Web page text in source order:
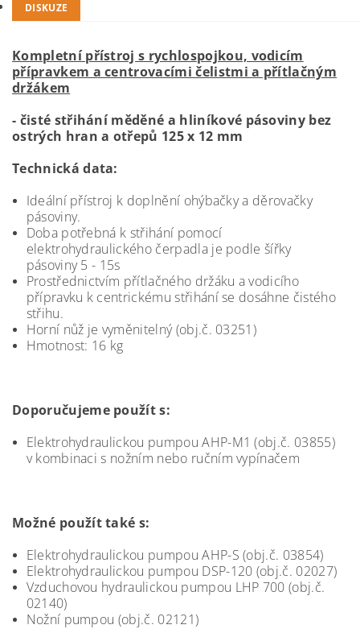
DISKUZE
Kompletní přístroj s rychlospojkou, vodicím
přípravkem a centrovacími čelistmi a přítlačným
držákem
- čisté střihání měděné a hliníkové pásoviny bez
ostrých hran a otřepů 125 x 12 mm
Technická data:
Ideální přístroj k doplnění ohýbačky a děrovačky
pásoviny.
Doba potřebná k střihání pomocí
elektrohydraulického čerpadla je podle šířky
pásoviny 5 - 15s
Prostřednictvím přítlačného držáku a vodicího
přípravku k centrickému střihání se dosáhne čistého
střihu.
Horní nůž je vyměnitelný (obj.č. 03251)
Hmotnost: 16 kg
Doporučujeme použít s:
Elektrohydraulickou pumpou AHP-M1 (obj.č. 03855)
v kombinaci s nožním nebo ručním vypínačem
Možné použít také s:
Elektrohydraulickou pumpou AHP-S (obj.č. 03854)
Elektrohydraulickou pumpou DSP-120 (obj.č. 02027)
Vzduchovou hydraulickou pumpou LHP 700 (obj.č.
02140)
Nožní pumpou (obj.č. 02121)